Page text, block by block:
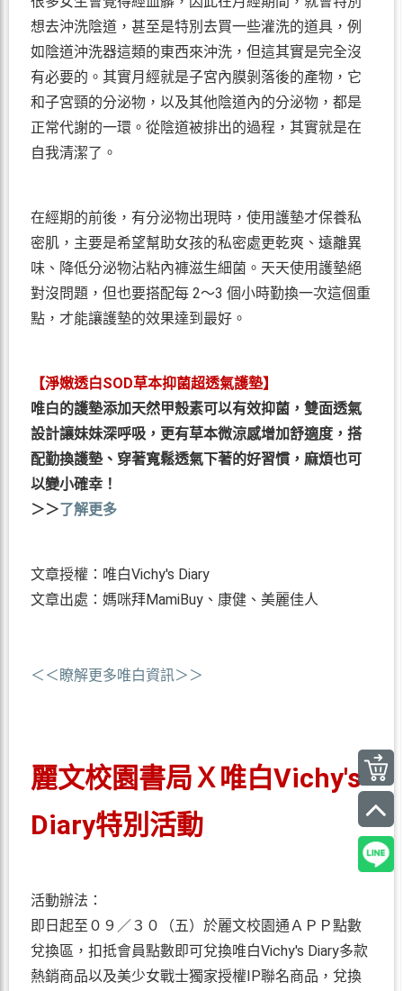
想去沖洗陰道，甚至是特別去買一些灌洗的道具，例
如陰道沖洗器這類的東西來沖洗，但這其實是完全沒
有必要的。其實月經就是子宮內膜剝落後的產物，它
和子宮頸的分泌物，以及其他陰道內的分泌物，都是
正常代謝的一環。從陰道被排出的過程，其實就是在
自我清潔了。
在經期的前後，有分泌物出現時，使用護墊才保養私
密肌，主要是希望幫助女孩的私密處更乾爽、遠離異
味、降低分泌物沾粘內褲滋生細菌。天天使用護墊絕
對沒問題，但也要搭配每 2～3 個小時勤換一次這個重
點，才能讓護墊的效果達到最好。
【淨嫩透白SOD草本抑菌超透氣護墊】
唯白的護墊添加天然甲殼素可以有效抑菌，雙面透氣
設計讓妹妹深呼吸，更有草本微涼感增加舒適度，搭
配勤換護墊、穿著寬鬆透氣下著的好習慣，麻煩也可
以變小確幸！
＞＞了解更多
文章授權：唯白Vichy's Diary
文章出處：媽咪拜MamiBuy、康健、美麗佳人
＜＜瞭解更多唯白資訊＞＞
麗文校園書局Ｘ唯白Vichy's
Diary特別活動
活動辦法：
即日起至０９／３０（五）於麗文校園通ＡＰＰ點數
兌換區，扣抵會員點數即可兌換唯白Vichy's Diary多款
熱銷商品以及美少女戰士獨家授權IP聯名商品，兌換